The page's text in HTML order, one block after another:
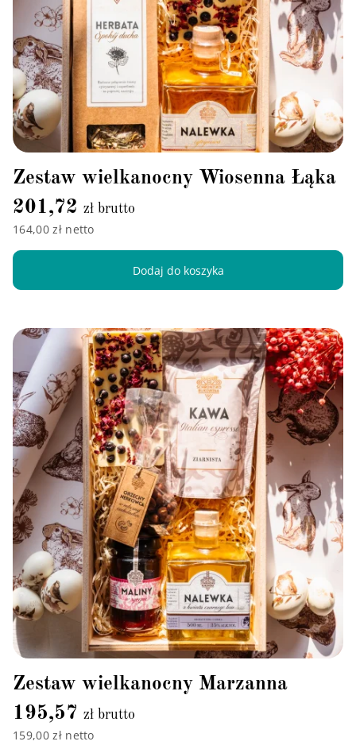
Zestaw wielkanocny Wiosenna Łąka
201,72 zł brutto
164,00 zł netto
Dodaj do koszyka
Zestaw wielkanocny Marzanna
195,57 zł brutto
159,00 zł netto